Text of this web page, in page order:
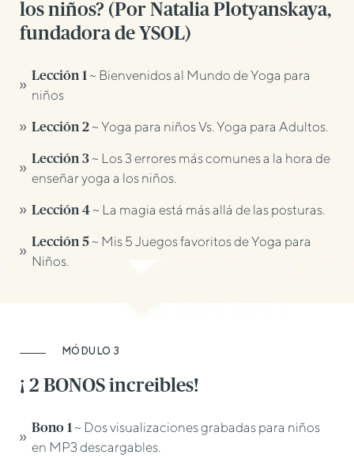
los niños? (Por Natalia Plotyanskaya,
fundadora de YSOL)
Lección 1 ~ Bienvenidos al Mundo de Yoga para
niños
Lección 2~ Yoga para niños Vs. Yoga para Adultos.
Lección 3~ Los 3 errores más comunes a la hora de
enseñar yoga a los niños.
Lección 4~ La magia está más allá de las posturas.
Lección 5~ Mis 5 Juegos favoritos de Yoga para
Niños.
MÓDULO 3
¡ 2 BONOS increibles!
Bono 1 ~ Dos visualizaciones grabadas para niños
en MP3 descargables.